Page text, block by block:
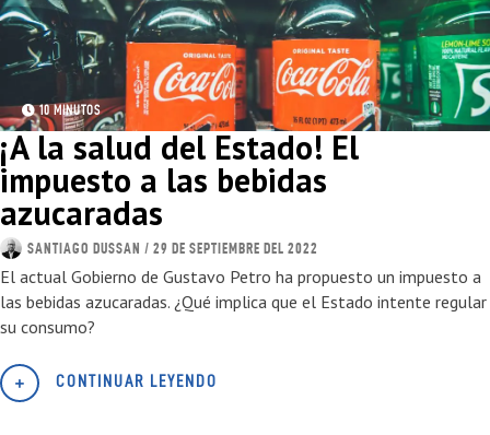
10 MINUTOS
¡A la salud del Estado! El
impuesto a las bebidas
azucaradas
SANTIAGO DUSSAN / 29 DE SEPTIEMBRE DEL 2022
El actual Gobierno de Gustavo Petro ha propuesto un impuesto a
las bebidas azucaradas. ¿Qué implica que el Estado intente regular
su consumo?
CONTINUAR LEYENDO